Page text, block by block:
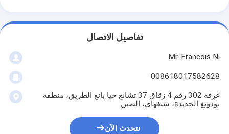
تفاصيل الاتصال
Mr. Francois Ni
008618017582628
غرفة 302 رقم 4 زقاق 37 تشانغ جيا بانغ الطريق، منطقة
بودونغ الجديدة، شنغهاي، الصين
نتحدث الآن